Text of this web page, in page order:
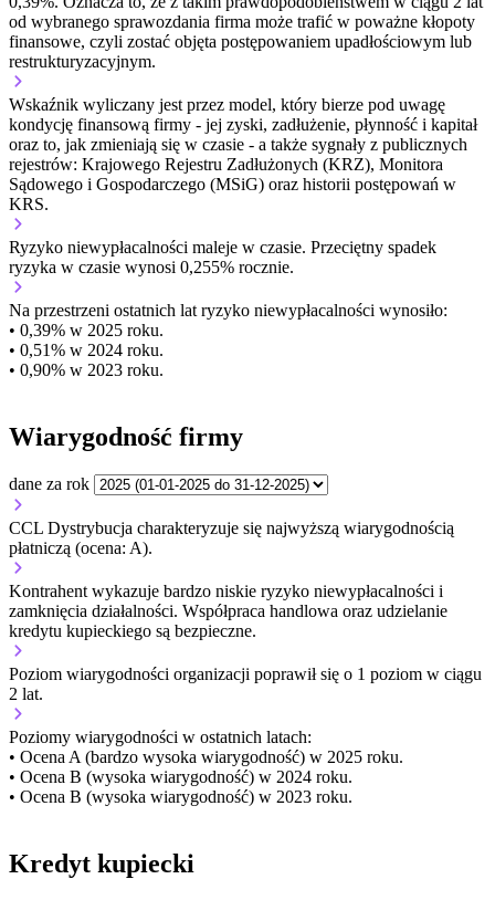
od wybranego sprawozdania firma może trafić w poważne kłopoty
finansowe, czyli zostać objęta postępowaniem upadłościowym lub
restrukturyzacyjnym.
Wskaźnik wyliczany jest przez model, który bierze pod uwagę
kondycję finansową firmy - jej zyski, zadłużenie, płynność i kapitał
oraz to, jak zmieniają się w czasie - a także sygnały z publicznych
rejestrów: Krajowego Rejestru Zadłużonych (KRZ), Monitora
Sądowego i Gospodarczego (MSiG) oraz historii postępowań w
KRS.
Ryzyko niewypłacalności maleje w czasie. Przeciętny spadek
ryzyka w czasie wynosi 0,255% rocznie.
Na przestrzeni ostatnich lat ryzyko niewypłacalności wynosiło:
• 0,39% w 2025 roku.
• 0,51% w 2024 roku.
• 0,90% w 2023 roku.
Wiarygodność firmy
dane za rok
CCL Dystrybucja charakteryzuje się najwyższą wiarygodnością
płatniczą (ocena: A).
Kontrahent wykazuje bardzo niskie ryzyko niewypłacalności i
zamknięcia działalności. Współpraca handlowa oraz udzielanie
kredytu kupieckiego są bezpieczne.
Poziom wiarygodności organizacji poprawił się o 1 poziom w ciągu
2 lat.
Poziomy wiarygodności w ostatnich latach:
• Ocena A (bardzo wysoka wiarygodność) w 2025 roku.
• Ocena B (wysoka wiarygodność) w 2024 roku.
• Ocena B (wysoka wiarygodność) w 2023 roku.
Kredyt kupiecki